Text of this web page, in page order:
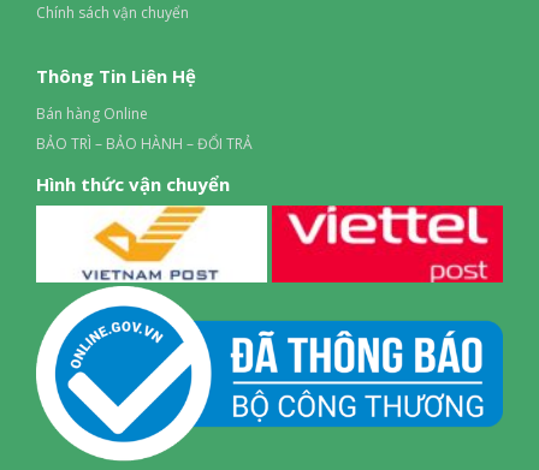
không quá tập trung vào một điểm.
Chính sách vận chuyển
Thông Tin Liên Hệ
Bán hàng Online
BẢO TRÌ – BẢO HÀNH – ĐỔI TRẢ
Hình thức vận chuyển